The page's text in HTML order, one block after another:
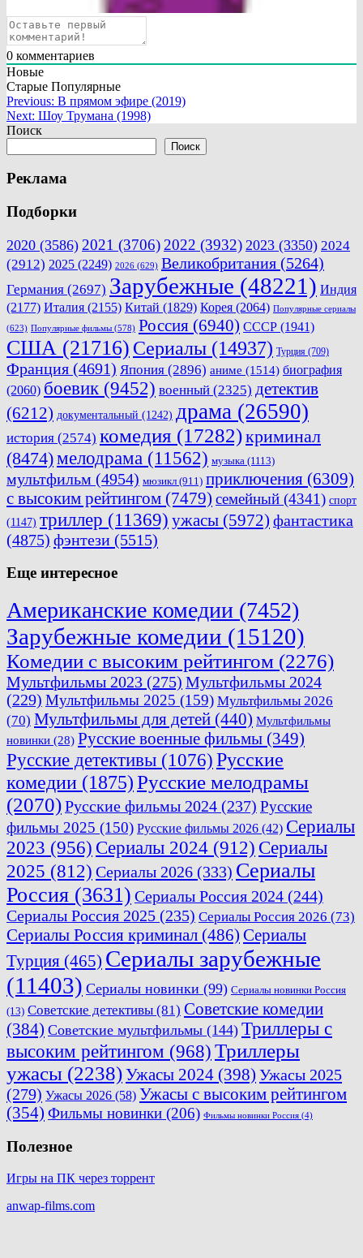
0 комментариев
Новые
Старые Популярные
Навигация
по
Previous: В прямом эфире (2019)
Next: Шоу Трумана (1998)
Поиск
Поиск
Реклама
Подборки
2020 (3586) 2021 (3706) 2022 (3932) 2023 (3350) 2024
(2912) 2025 (2249) 2026 (629) Великобритания (5264)
Германия (2697) Зарубежные (48221) Индия
(2177) Италия (2155) Китай (1829) Корея (2064) Популярные сериалы
(623) Популярные фильмы (578) Россия (6940) СССР (1941)
США (21716) Сериалы (14937) Турция (709)
Франция (4691) Япония (2896) аниме (1514) биография
(2060) боевик (9452) военный (2325) детектив
(6212) документальный (1242) драма (26590)
история (2574) комедия (17282)криминал
(8474)мелодрама (11562) музыка (1113)
мультфильм (4954) мюзикл (911) приключения (6309)
с высоким рейтингом (7479) семейный (4341) спорт
(1147) триллер (11369) ужасы (5972) фантастика
(4875) фэнтези (5515)
Еще интересное
Американские комедии (7452)
Зарубежные комедии (15120)
Комедии с высоким рейтингом (2276)
Мультфильмы 2023 (275) Мультфильмы 2024
(229) Мультфильмы 2025 (159) Мультфильмы 2026
(70) Мультфильмы для детей (440) Мультфильмы
новинки (28) Русские военные фильмы (349)
Русские детективы (1076)Русские
комедии (1875)Русские мелодрамы
(2070)Русские фильмы 2024 (237) Русские
фильмы 2025 (150) Русские фильмы 2026 (42) Сериалы
2023 (956) Сериалы 2024 (912) Сериалы
2025 (812) Сериалы 2026 (333) Сериалы
Россия (3631) Сериалы Россия 2024 (244)
Сериалы Россия 2025 (235) Сериалы Россия 2026 (73)
Сериалы Россия криминал (486) Сериалы
Турция (465) Сериалы зарубежные
(11403) Сериалы новинки (99) Сериалы новинки Россия
(13) Советские детективы (81) Советские комедии
(384) Советские мультфильмы (144) Триллеры с
высоким рейтингом (968) Триллеры
ужасы (2238)Ужасы 2024 (398) Ужасы 2025
(279) Ужасы 2026 (58) Ужасы с высоким рейтингом
(354) Фильмы новинки (206) Фильмы новинки Россия (4)
Полезное
Игры на ПК через торрент
anwap-films.com